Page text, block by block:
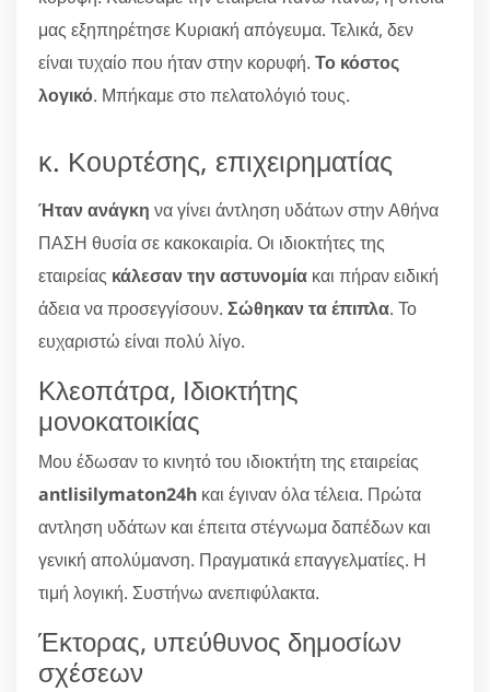
μας εξηπηρέτησε Κυριακή απόγευμα. Τελικά, δεν
είναι τυχαίο που ήταν στην κορυφή. Το κόστος
λογικό. Μπήκαμε στο πελατολόγιό τους.
κ. Κουρτέσης, επιχειρηματίας
Ήταν ανάγκη να γίνει άντληση υδάτων στην Αθήνα
ΠΑΣΗ θυσία σε κακοκαιρία. Οι ιδιοκτήτες της
εταιρείας κάλεσαν την αστυνομία και πήραν ειδική
άδεια να προσεγγίσουν. Σώθηκαν τα έπιπλα. Το
ευχαριστώ είναι πολύ λίγο.
Κλεοπάτρα, Ιδιοκτήτης
μονοκατοικίας
Μου έδωσαν το κινητό του ιδιοκτήτη της εταιρείας
antlisilymaton24h και έγιναν όλα τέλεια. Πρώτα
αντληση υδάτων και έπειτα στέγνωμα δαπέδων και
γενική απολύμανση. Πραγματικά επαγγελματίες. Η
τιμή λογική. Συστήνω ανεπιφύλακτα.
Έκτορας, υπεύθυνος δημοσίων
σχέσεων